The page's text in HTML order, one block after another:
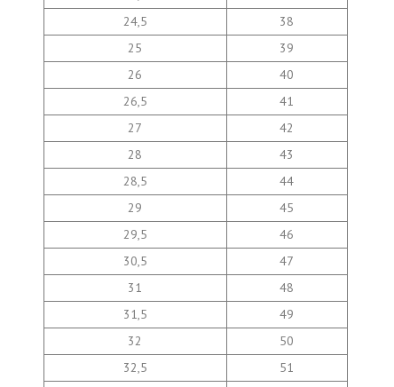
24,5
38
25
39
26
40
26,5
41
27
42
28
43
28,5
44
29
45
29,5
46
30,5
47
31
48
31,5
49
32
50
32,5
51